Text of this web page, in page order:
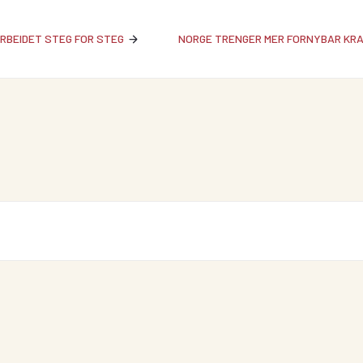
STEG FOR STEG NORGE TRENGER MER FORNYBAR